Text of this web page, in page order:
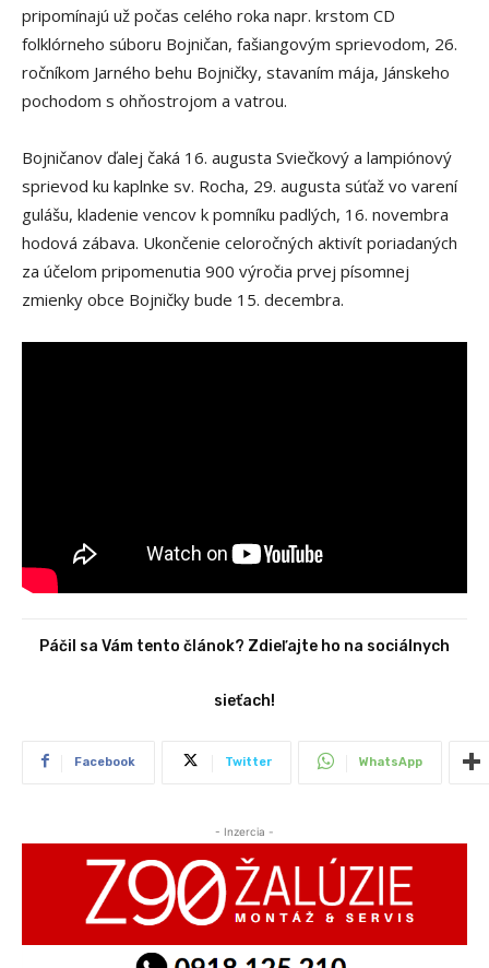
pripomínajú už počas celého roka napr. krstom CD
folklórneho súboru Bojničan, fašiangovým sprievodom, 26.
ročníkom Jarného behu Bojničky, stavaním mája, Jánskeho
pochodom s ohňostrojom a vatrou.
Bojničanov ďalej čaká 16. augusta Sviečkový a lampiónový
sprievod ku kaplnke sv. Rocha, 29. augusta súťaž vo varení
gulášu, kladenie vencov k pomníku padlých, 16. novembra
hodová zábava. Ukončenie celoročných aktivít poriadaných
za účelom pripomenutia 900 výročia prvej písomnej
zmienky obce Bojničky bude 15. decembra.
Páčil sa Vám tento článok? Zdieľajte ho na sociálnych
sieťach!
Facebook Twitter WhatsApp
- Inzercia -